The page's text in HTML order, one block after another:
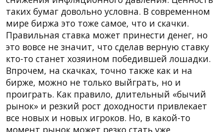
таких бумаг довольно условна. В современном
мире биржа это тоже самое, что и скачки.
Правильная ставка может принести денег, но
это вовсе не значит, что сделав верную ставку
кто-то станет хозяином победившей лошадки.
Впрочем, на скачках, точно также как и на
бирже, можно не только выйграть, но и
проиграть. Как правило, длительный «бычий
рынок» и резкий рост доходности привлекает
все новых и новых игроков. Но, в какой-то
момент рынок может резко стать уже